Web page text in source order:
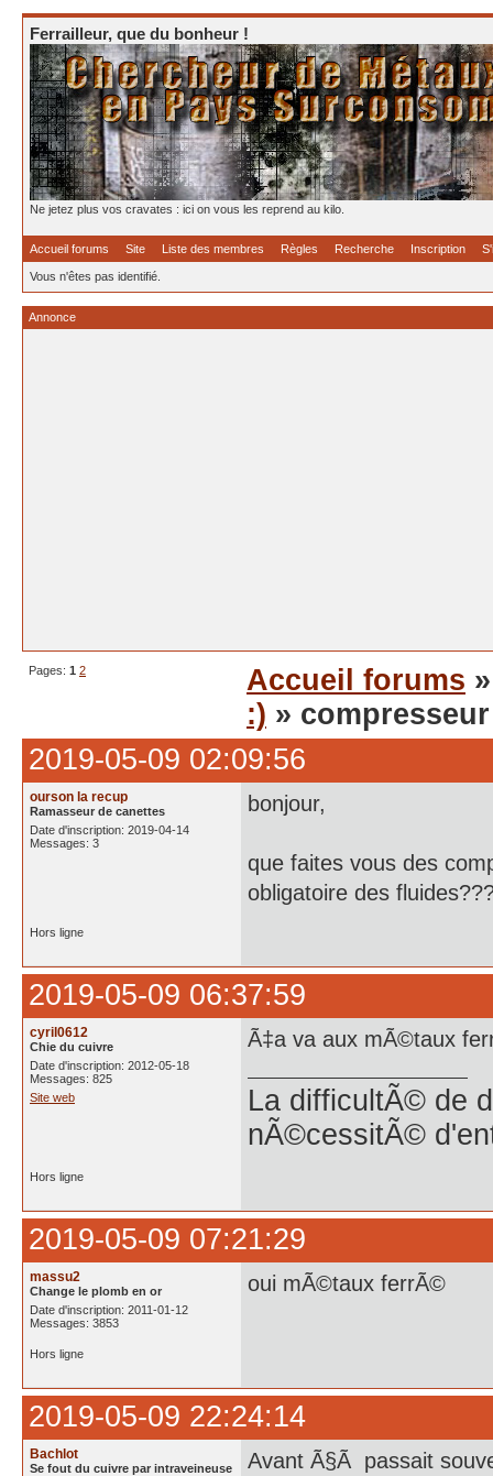
Ferrailleur, que du bonheur !
Ne jetez plus vos cravates : ici on vous les reprend au kilo.
Accueil forums Site Liste des membres Règles Recherche Inscription
Vous n'êtes pas identifié.
Annonce
Pages: 1 2 Accueil forums
:) »
2019-05-09 02:09:56
ourson la recup
Ramasseur de canettes
Date d'inscription: 2019-04-14
Messages: 3
bonjour,
que faites vous des
obligatoire des
Hors ligne
2019-05-09 06:37:59
cyril0612
Chie du cuivre
Date d'inscription: 2012-05-18
Messages: 825
Site web
Ã‡a va aux mÃ©taux
La difficultÃ© de
nÃ©cessitÃ©
Hors ligne
2019-05-09 07:21:29
massu2
Change le plomb en or
Date d'inscription: 2011-01-12
Messages: 3853
oui mÃ©taux ferrÃ©
Hors ligne
2019-05-09 22:24:14
Bachlot
Se fout du cuivre par intraveineuse
Avant Ã§Ã passait